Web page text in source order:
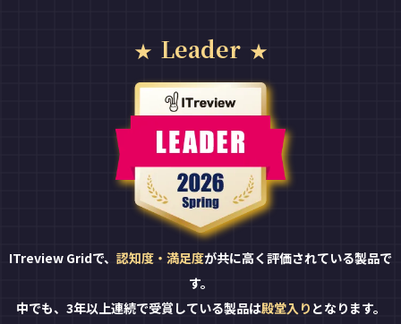
Leader
ITreview Gridで、 認知度・満足度が共に高く評価されている製品で
す。
中でも、3年以上連続で受賞している製品は殿堂入り となります。